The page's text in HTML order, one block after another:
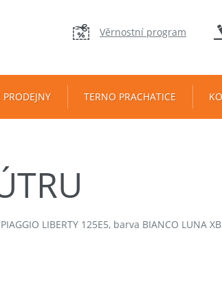
Věrnostní program
PRODEJNY TERNO PRACHATICE
LIBERTY 125E5, barva BIANCO LUNA